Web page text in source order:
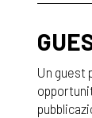
Un guest